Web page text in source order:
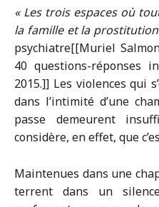
« Les trois espaces où
la famille et la
psychiatre[[Muriel
40 questions-réponses
2015.]] Les violences qui
dans l’intimité d’une
passe demeurent
considère, en effet, que
Maintenues dans une
terrent dans un